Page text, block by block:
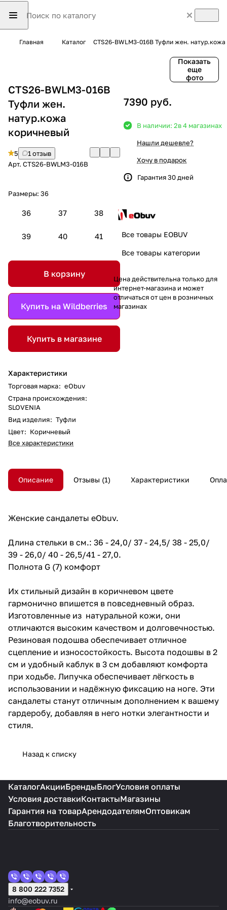
Главная Каталог CTS26-BWLM3-016B Туфли жен.
Показать
еще
фото
CTS26-BWLM3-016B
Туфли жен.
натур.кожа
коричневый
5
1 отзыв
Арт. CTS26-BWLM3-016B
Размеры: 36
36 37 38
39 40 41
В корзину
Купить на Wildberries
Купить в магазине
Характеристики
Торговая марка: eObuv
Страна происхождения:
SLOVENIA
Вид изделия: Туфли
Цвет: Коричневый
Все характеристики
7390 руб.
В наличии: 2в 4 магазинах
Нашли дешевле?
Хочу в подарок
Гарантия 30 дней
Все товары EOBUV
Все товары категории
Цена действительна только для
интернет-магазина и может
отличаться от цен в розничных
магазинах
Описание Отзывы 1 Характеристики
Женские сандалеты eObuv.
Длина стельки в см.: 36 - 24,0/ 37 - 24,5/ 38 - 25,0/
39 - 26,0/ 40 - 26,5/41 - 27,0.
Полнота G (7) комфорт
Их стильный дизайн в коричневом цвете
гармонично впишется в повседневный образ.
Изготовленные из натуральной кожи, они
отличаются высоким качеством и долговечностью.
Резиновая подошва обеспечивает отличное
сцепление и износостойкость. Высота подошвы в 2
см и удобный каблук в 3 см добавляют комфорта
при ходьбе. Липучка обеспечивает лёгкость в
использовании и надёжную фиксацию на ноге. Эти
сандалеты станут отличным дополнением к вашему
гардеробу, добавляя в него нотки элегантности и
стиля.
Назад к списку
КаталогАкцииБрендыБлогУсловия оплаты
Условия доставкиКонтактыМагазины
Гарантия на товарАрендодателямОптовикам
Благотворительность
8 800 222 7352
info@eobuv.ru